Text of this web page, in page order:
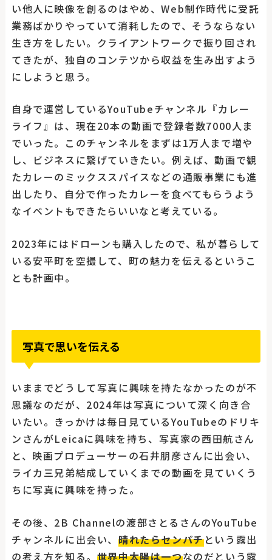
い他人に映像を創るのはやめ、Web制作時代に受託
業務ばかりやっていて消耗したので、そうならない
生き方をしたい。クライアントワークで振り回され
てきたが、独自のコンテツから収益を生み出すよう
にしようと思う。
自身で運営しているYouTubeチャンネル『カレー
ライフ』は、現在20本の動画で登録者数7000人ま
でいった。このチャンネルをまずは1万人まで増や
し、ビジネスに繋げていきたい。例えば、動画で観
たカレーのミックススパイスなどの通販事業にも進
出したり、自分で作ったカレーを食べてもらうよう
なイベントもできたらいいなと考えている。
2023年にはドローンも購入したので、私が暮らして
いる安平町を空撮して、町の魅力を伝えるというこ
とも計画中。
写真で思いを伝える
いままでどうして写真に興味を持たなかったのが不
思議なのだが、2024年は写真について深く向き合
いたい。きっかけは毎日見ているYouTubeのドリキ
ンさんがLeicaに興味を持ち、写真家の西田航さん
と、映画プロデューサーの石井朋彦さんに出会い、
ライカ三兄弟結成していくまでの動画を見ていくう
ちに写真に興味を持った。
その後、2B Channelの渡部さとるさんのYouTube
チャンネルに出会い、 晴れたらセンパチという露出
の考え方を知る。 世界中太陽は一つなのだという露